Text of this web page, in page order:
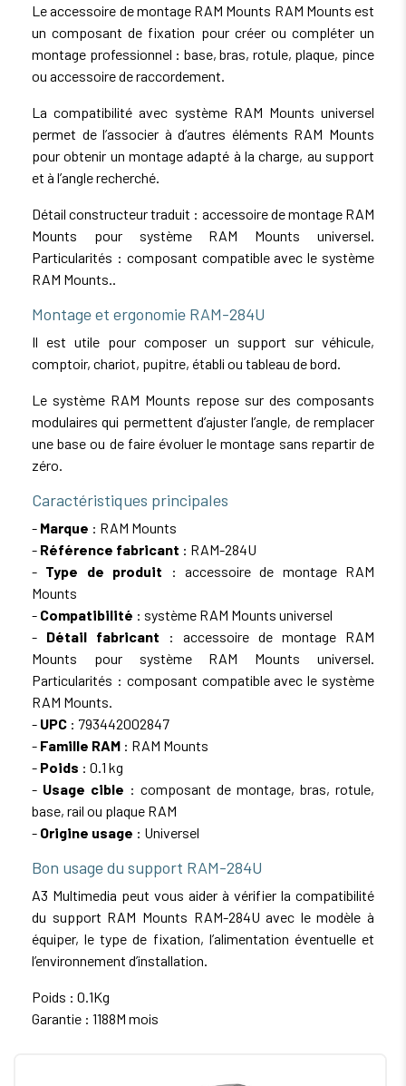
Le accessoire de montage RAM Mounts RAM Mounts est
un composant de fixation pour créer ou compléter un
montage professionnel : base, bras, rotule, plaque, pince
ou accessoire de raccordement.
La compatibilité avec système RAM Mounts universel
permet de l’associer à d’autres éléments RAM Mounts
pour obtenir un montage adapté à la charge, au support
et à l’angle recherché.
Détail constructeur traduit : accessoire de montage RAM
Mounts pour système RAM Mounts universel.
Particularités : composant compatible avec le système
RAM Mounts..
Montage et ergonomie RAM-284U
Il est utile pour composer un support sur véhicule,
comptoir, chariot, pupitre, établi ou tableau de bord.
Le système RAM Mounts repose sur des composants
modulaires qui permettent d’ajuster l’angle, de remplacer
une base ou de faire évoluer le montage sans repartir de
zéro.
Caractéristiques principales
- Marque : RAM Mounts
- Référence fabricant : RAM-284U
- Type de produit : accessoire de montage RAM
Mounts
- Compatibilité : système RAM Mounts universel
- Détail fabricant : accessoire de montage RAM
Mounts pour système RAM Mounts universel.
Particularités : composant compatible avec le système
RAM Mounts.
- UPC : 793442002847
- Famille RAM : RAM Mounts
- Poids : 0.1 kg
- Usage cible : composant de montage, bras, rotule,
base, rail ou plaque RAM
- Origine usage : Universel
Bon usage du support RAM-284U
A3 Multimedia peut vous aider à vérifier la compatibilité
du support RAM Mounts RAM-284U avec le modèle à
équiper, le type de fixation, l’alimentation éventuelle et
l’environnement d’installation.
Poids : 0.1Kg
Garantie : 1188M mois